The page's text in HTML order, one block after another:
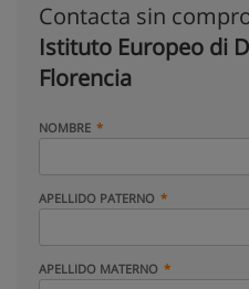
Contacta sin
Istituto Europeo di
Florencia
NOMBRE
APELLIDO PATERNO
APELLIDO MATERNO